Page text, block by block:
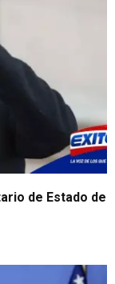
de Estado de